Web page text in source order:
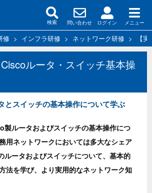
検索 問い合わせ ログイン メニュー
修 > インフラ研修 > ネットワーク研修 > 【
Ciscoルータ・スイッチ基本操
とスイッチの基本操作について学ぶ
製ルータおよびスイッチの基本操作につ
用ネットワークにおいては多大なシェア
ルータおよびスイッチについて、基本的
法を学び、より実用的なネットワーク知